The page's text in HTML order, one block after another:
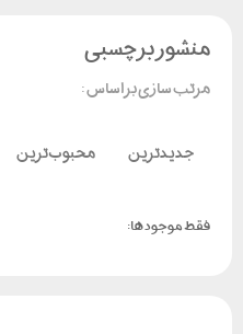
منشور برچسبی
مرتب سازی بر اساس :
جدیدترین محبوب‌ترین
فقط موجود ها: